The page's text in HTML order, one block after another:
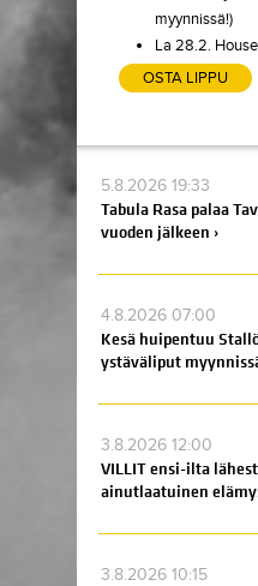
myynnissä!)
La 28.2.
OSTA LIPPU
5.8.2026 19:33
Tabula Rasa palaa
vuoden jälkeen ›
4.8.2026 07:00
Kesä huipentuu
ystäväliput
3.8.2026 12:00
VILLIT ensi-ilta
ainutlaatuinen
3.8.2026 10:15